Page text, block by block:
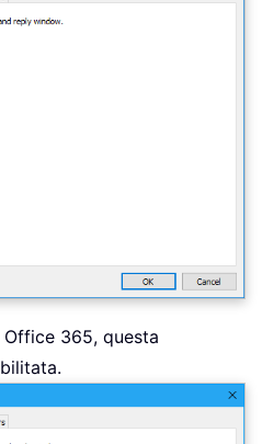
365, questa